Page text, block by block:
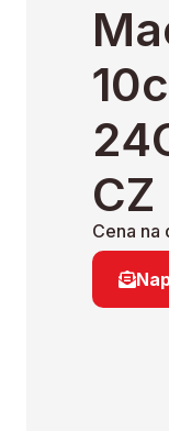
CZ
Cena na